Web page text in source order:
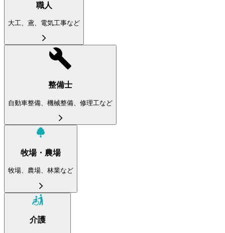
職人
大工、鳶、電気工事など
整備士
自動車整備、機械整備、修理工など
牧場・農場
牧場、農場、林業など
介護